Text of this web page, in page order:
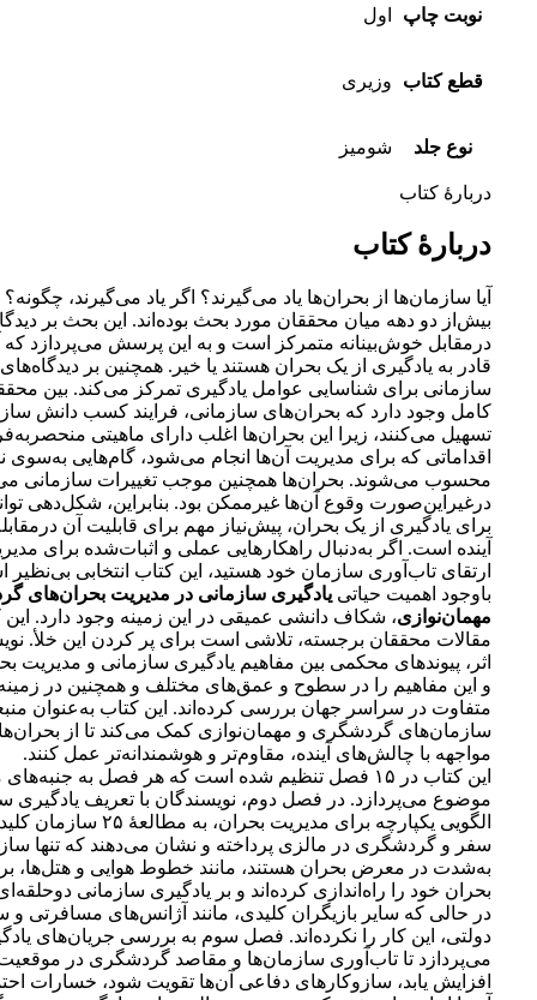
نوبت چاپ اول
قطع کتاب وزیری
نوع جلد شومیز
دربارهٔ کتاب
دربارهٔ کتاب
آیا سازمان‌ها از بحران‌ها یاد می‌گیرند؟ اگر یاد می‌گیرند،
بیش‌از دو دهه میان محققان مورد بحث بوده‌اند. این بحث بر
در‌مقابل خوش‌بینانه متمرکز است و به این پرسش می‌پردازد که
قادر به یادگیری از یک بحران هستند یا خیر. همچنین بر
سازمانی برای شناسایی عوامل یادگیری تمرکز می‌کند. بین
کامل وجود دارد که بحران‌های سازمانی، فرایند کسب دانش
تسهیل می‌کنند، زیرا این بحران‌ها اغلب دارای ماهیتی
اقداماتی که برای مدیریت آن‌ها انجام می‌شود، گام‌هایی به‌سوی
محسوب می‌شوند. بحران‌ها همچنین موجب تغییرات سازمانی
در‌غیر‌این‌صورت وقوع آن‌ها غیرممکن بود. بنابراین، شکل‌دهی
برای یادگیری از یک بحران، پیش‌نیاز مهم برای قابلیت آن
آینده است. اگر به‌دنبال راهکارهایی عملی و اثبات‌شده برای
ارتقای تاب‌آوری سازمان خود هستید، این کتاب انتخابی
باوجود اهمیت حیاتی یادگیری سازمانی در مدیریت بحران‌های
مهمان‌نوازی، شکاف دانشی عمیقی در این زمینه وجود دارد. این
مقالات محققان برجسته، تلاشی است برای پر کردن این خلأ.
اثر، پیوندهای محکمی بین مفاهیم یادگیری سازمانی و مدیریت
و این مفاهیم را در سطوح و عمق‌های مختلف و همچنین در
متفاوت در سراسر جهان بررسی کرده‌اند. این کتاب به‌عنوان
سازمان‌های گردشگری و مهمان‌نوازی کمک می‌کند تا از بحران‌ها
مواجهه با چالش‌های آینده، مقاوم‌تر و هوشمندانه‌تر عمل کنند.
این کتاب در ۱۵ فصل تنظیم شده است که هر فصل به
موضوع می‌پردازد. در فصل دوم، نویسندگان با تعریف یادگیری
الگویی یکپارچه برای مدیریت
سفر و گردشگری در مالزی پرداخته و نشان می‌دهند که تنها
به‌شدت در معرض بحران هستند، مانند خطوط هوایی و هتل‌ها،
بحران خود را راه‌اندازی کرده‌اند و بر یادگیری سازمانی
در حالی که سایر بازیگران کلیدی، مانند آژانس‌های مسافرتی و
دولتی، این کار را نکرده‌اند. فصل سوم به بررسی جریان‌های
می‌پردازد تا تاب‌آوری سازمان‌ها و مقاصد گردشگری در
افزایش یابد، سازوکارهای دفاعی آن‌ها تقویت شود، خسارات